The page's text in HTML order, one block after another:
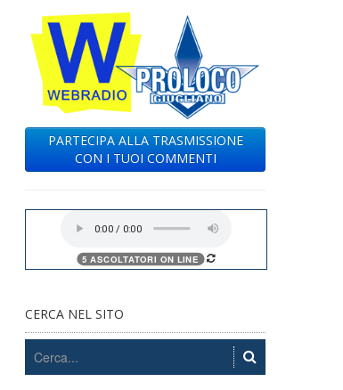
PARTECIPA ALLA TRASMISSIONE
CON I TUOI COMMENTI
CERCA NEL SITO